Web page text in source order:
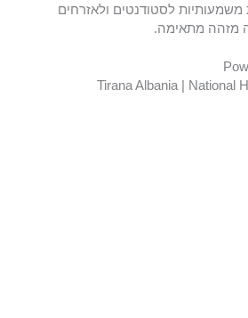
משמעותיות לסטודנטים ולאזרחים
מזהה מתאימה.